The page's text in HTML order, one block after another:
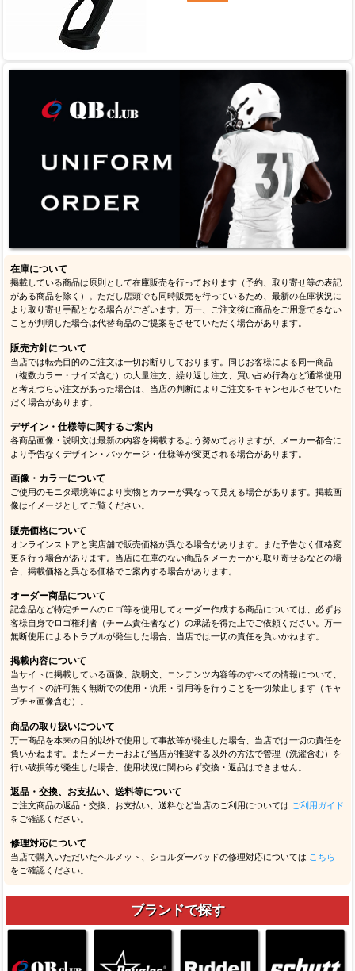
在庫について
掲載している商品は原則として在庫販売を行っております（予約、取り寄せ等の表記
がある商品を除く）。ただし店頭でも同時販売を行っているため、最新の在庫状況に
より取り寄せ手配となる場合がございます。万一、ご注文後に商品をご用意できない
ことが判明した場合は代替商品のご提案をさせていただく場合があります。
販売方針について
当店では転売目的のご注文は一切お断りしております。同じお客様による同一商品
（複数カラー・サイズ含む）の大量注文、繰り返し注文、買い占め行為など通常使用
と考えづらい注文があった場合は、当店の判断によりご注文をキャンセルさせていた
だく場合があります。
デザイン・仕様等に関するご案内
各商品画像・説明文は最新の内容を掲載するよう努めておりますが、メーカー都合に
より予告なくデザイン・パッケージ・仕様等が変更される場合があります。
画像・カラーについて
ご使用のモニタ環境等により実物とカラーが異なって見える場合があります。掲載画
像はイメージとしてご覧ください。
販売価格について
オンラインストアと実店舗で販売価格が異なる場合があります。また予告なく価格変
更を行う場合があります。当店に在庫のない商品をメーカーから取り寄せるなどの場
合、掲載価格と異なる価格でご案内する場合があります。
オーダー商品について
記念品など特定チームのロゴ等を使用してオーダー作成する商品については、必ずお
客様自身でロゴ権利者（チーム責任者など）の承諾を得た上でご依頼ください。万一
無断使用によるトラブルが発生した場合、当店では一切の責任を負いかねます。
掲載内容について
当サイトに掲載している画像、説明文、コンテンツ内容等のすべての情報について、
当サイトの許可無く無断での使用・流用・引用等を行うことを一切禁止します（キャ
プチャ画像含む）。
商品の取り扱いについて
万一商品を本来の目的以外で使用して事故等が発生した場合、当店では一切の責任を
負いかねます。またメーカーおよび当店が推奨する以外の方法で管理（洗濯含む）を
行い破損等が発生した場合、使用状況に関わらず交換・返品はできません。
返品・交換、お支払い、送料等について
ご注文商品の返品・交換、お支払い、送料など当店のご利用については ご利用ガイド
をご確認ください。
修理対応について
当店で購入いただいたヘルメット、ショルダーパッドの修理対応については こちら
をご確認ください。
ブランドで探す